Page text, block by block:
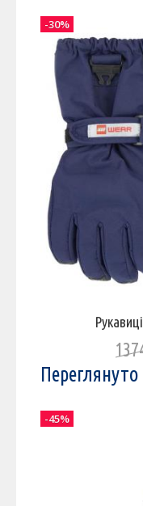
-30%
Переглянуто
-45%